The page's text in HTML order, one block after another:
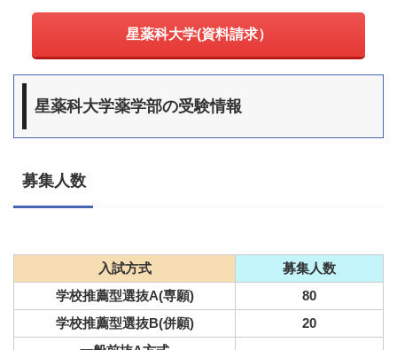
星薬科大学(資料請求）
星薬科大学薬学部の受験情報
募集人数
入試方式
募集人数
学校推薦型選抜A(専願)
80
学校推薦型選抜B(併願)
20